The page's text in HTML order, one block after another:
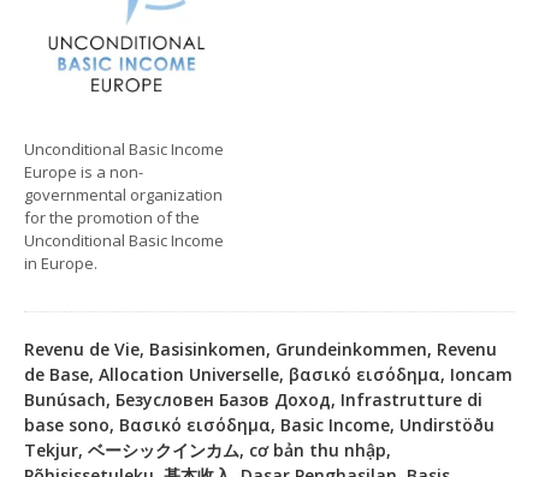
Unconditional Basic Income
Europe is a non-
governmental organization
for the promotion of the
Unconditional Basic Income
in Europe.
Revenu de Vie, Basisinkomen, Grundeinkommen, Revenu
de Base, Allocation Universelle, βασικό εισόδημα, Ioncam
Bunúsach, Безусловен Базов Доход, Infrastrutture di
base sono, Βασικό εισόδημα, Basic Income, Undirstöðu
Tekjur, ベーシックインカム, cơ bản thu nhập,